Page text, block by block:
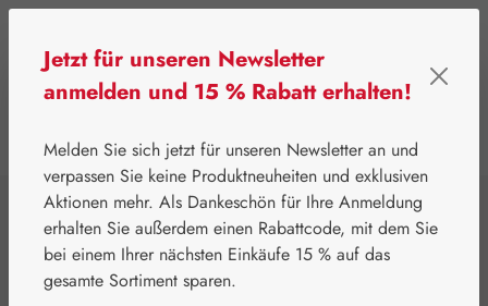
Leitner Lifecare Aromatherapie Embamed®
Mandelöl
Jetzt für unseren Newsletter
anmelden und 15 % Rabatt erhalten!
Melden Sie sich jetzt für unseren Newsletter an und
verpassen Sie keine Produktneuheiten und exklusiven
Aktionen mehr. Als Dankeschön für Ihre Anmeldung
erhalten Sie außerdem einen Rabattcode, mit dem Sie
bei einem Ihrer nächsten Einkäufe 15 % auf das
gesamte Sortiment sparen.